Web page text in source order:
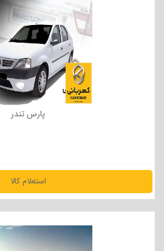
پارس تندر
استعلام کالا
مشاهده جزئیات